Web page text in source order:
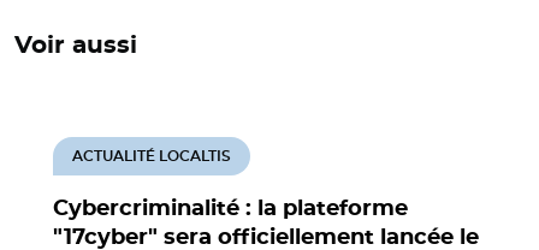
Voir aussi
Cybercriminalité : la plateforme
"17cyber" sera officiellement lancée le
ACTUALITÉ LOCALTIS